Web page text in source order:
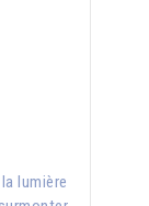
lumière